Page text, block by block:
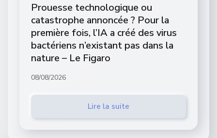
Prouesse technologique ou
catastrophe annoncée ? Pour la
première fois, l’IA a créé des virus
bactériens n’existant pas dans la
nature – Le Figaro
08/08/2026
Lire la suite